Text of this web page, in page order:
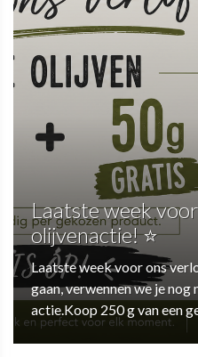
Laatste week
olijvenactie! ⭐
Laatste week voor ons
gaan, verwennen we je
actie.Koop 250 g van een